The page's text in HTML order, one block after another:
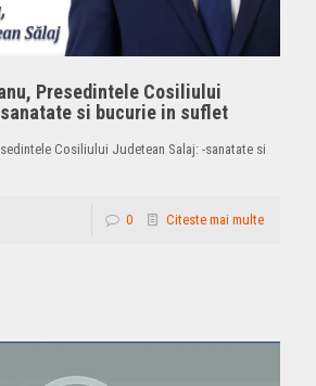
Presedintele Cosiliului
si bucurie in suflet
Cosiliului Judetean Salaj: -sanatate si
0 Citeste mai multe